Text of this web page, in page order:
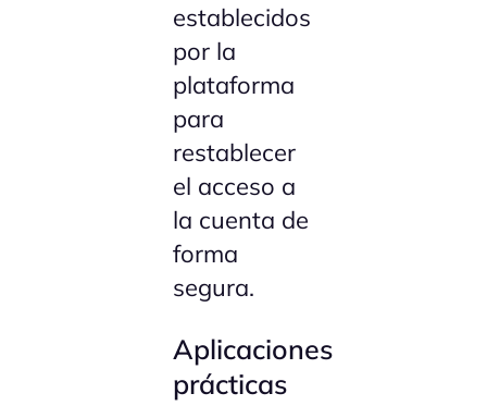
establecidos
por la
plataforma
para
restablecer
el acceso a
la cuenta de
forma
segura.
Aplicaciones
prácticas